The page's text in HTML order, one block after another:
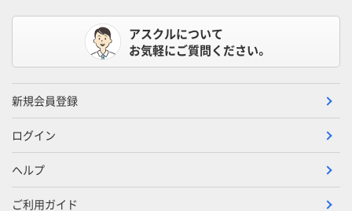
アスクルについて
お気軽にご質問ください。
新規会員登録
ログイン
ヘルプ
ご利用ガイド